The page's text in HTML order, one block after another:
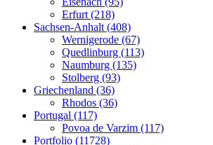
Erfurt (218)
Sachsen-Anhalt (408)
Wernigerode (67)
Quedlinburg (113)
Naumburg (135)
Stolberg (93)
Griechenland (36)
Rhodos (36)
Portugal (117)
Povoa de Varzim (117)
Portfolio (11728)